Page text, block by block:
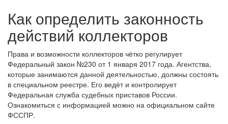
Как определить законность
действий коллекторов
Права и возможности коллекторов чётко регулирует
Федеральный закон №230 от 1 января 2017 года. Агентства,
которые занимаются данной деятельностью, должны состоять
в специальном реестре. Его ведёт и контролирует
Федеральная служба судебных приставов России.
Ознакомиться с информацией можно на официальном сайте
ФССПР.